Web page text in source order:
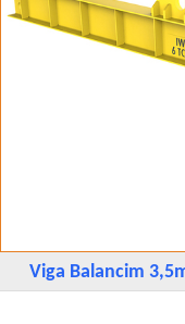
Viga Balancim